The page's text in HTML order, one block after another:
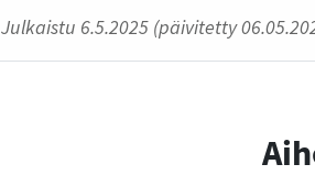
Julkaistu 6.5.2025 (päivitetty